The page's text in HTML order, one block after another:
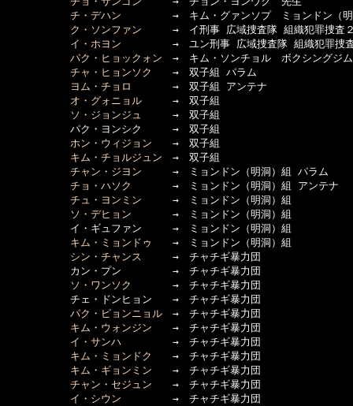
チ・デハン →　キム・グァンソプ　ミョンドン（明
ク・ソンファン →　イ刑事 広域捜査隊 組織犯罪捜査
イ・ホヨン →　ユン刑事 広域捜査隊 組織犯罪捜査
パク・ヒョックォン →　キム・ソンチョル　ボクシングジ
チャ・ヒョンソク
→　双子組 パラム
ヨム・チョロ
→　双子組 アンテナ
オ・グォニョル →　双子組
ソ・ジョンジュ
→　双子組
  　　　　　パク・ヨンシク　　　→　双子組
ホン・ウィジョン →　双子組
キム・チョルジュン →　双子組
チャン・ジヨン →　ミョンドン（明洞）組 パラム
チョ・ハソク
→　ミョンドン（明洞）組 アンテナ
チュ・ヨンミン →　ミョンドン（明洞）組
ソ・デヒョン →　ミョンドン（明洞）組
  　　　　　イ・ギュファン　　　→　ミョンドン（明洞）組
キム・ミョンドゥ
→　ミョンドン（明洞）組
シン・チャンス →　チャチギ暴力団
  　　　　　カン・プン　　　　　→　チャチギ暴力団
ソ・ワンソク
→　チャチギ暴力団
  　　　　　チェ・ドンヒョン　　→　チャチギ暴力団
パク・ピョンニョル →　チャチギ暴力団
キム・ウォンジン →　チャチギ暴力団
イ・サンハ →　チャチギ暴力団
キム・ミョンドク
→　チャチギ暴力団
キム・ギョンミン →　チャチギ暴力団
チャン・セジュン →　チャチギ暴力団
イ・シウン →　チャチギ暴力団